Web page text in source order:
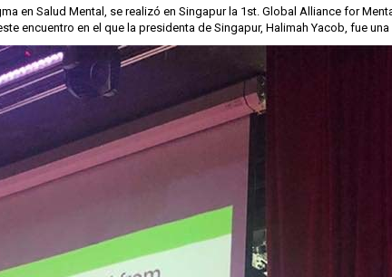
en Salud Mental, se realizó en Singapur la 1st. Global Alliance for
encuentro en el que la presidenta de Singapur, Halimah Yacob, fue